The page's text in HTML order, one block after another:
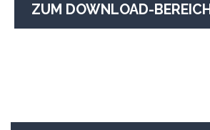
ZUM DOWNLOAD-BEREICH